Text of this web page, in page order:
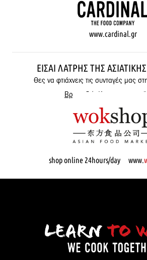
www.cardinal.gr
ΕΊΣΑΙ ΛΆΤΡΗΣ ΤΗΣ
Θες να φτιάχνεις τις συνταγές μας
Βρες εδώ όλα μας τα
shop online 24hours/day www.